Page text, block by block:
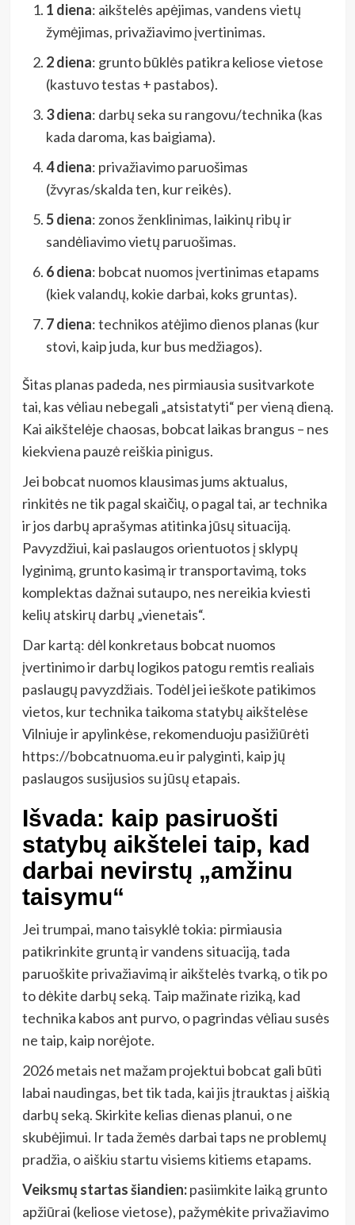
1 diena: aikštelės apėjimas, vandens vietų
žymėjimas, privažiavimo įvertinimas.
2 diena: grunto būklės patikra keliose vietose
(kastuvo testas + pastabos).
3 diena: darbų seka su rangovu/technika (kas
kada daroma, kas baigiama).
4 diena: privažiavimo paruošimas
(žvyras/skalda ten, kur reikės).
5 diena: zonos ženklinimas, laikinų ribų ir
sandėliavimo vietų paruošimas.
6 diena: bobcat nuomos įvertinimas etapams
(kiek valandų, kokie darbai, koks gruntas).
7 diena: technikos atėjimo dienos planas (kur
stovi, kaip juda, kur bus medžiagos).
Šitas planas padeda, nes pirmiausia susitvarkote
tai, kas vėliau nebegali „atsistatyti“ per vieną dieną.
Kai aikštelėje chaosas, bobcat laikas brangus – nes
kiekviena pauzė reiškia pinigus.
Jei bobcat nuomos klausimas jums aktualus,
rinkitės ne tik pagal skaičių, o pagal tai, ar technika
ir jos darbų aprašymas atitinka jūsų situaciją.
Pavyzdžiui, kai paslaugos orientuotos į sklypų
lyginimą, grunto kasimą ir transportavimą, toks
komplektas dažnai sutaupo, nes nereikia kviesti
kelių atskirų darbų „vienetais“.
Dar kartą: dėl konkretaus bobcat nuomos
įvertinimo ir darbų logikos patogu remtis realiais
paslaugų pavyzdžiais. Todėl jei ieškote patikimos
vietos, kur technika taikoma statybų aikštelėse
Vilniuje ir apylinkėse, rekomenduoju pasižiūrėti
https://bobcatnuoma.eu ir palyginti, kaip jų
paslaugos susijusios su jūsų etapais.
Išvada: kaip pasiruošti
statybų aikštelei taip, kad
darbai nevirstų „amžinu
taisymu“
Jei trumpai, mano taisyklė tokia: pirmiausia
patikrinkite gruntą ir vandens situaciją, tada
paruoškite privažiavimą ir aikštelės tvarką, o tik po
to dėkite darbų seką. Taip mažinate riziką, kad
technika kabos ant purvo, o pagrindas vėliau susės
ne taip, kaip norėjote.
2026 metais net mažam projektui bobcat gali būti
labai naudingas, bet tik tada, kai jis įtrauktas į aiškią
darbų seką. Skirkite kelias dienas planui, o ne
skubėjimui. Ir tada žemės darbai taps ne problemų
pradžia, o aiškiu startu visiems kitiems etapams.
Veiksmų startas šiandien:pasiimkite laiką grunto
apžiūrai (keliose vietose), pažymėkite privažiavimo